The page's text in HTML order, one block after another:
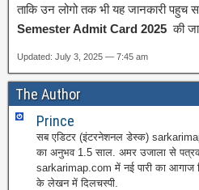
ताकि उन लोगो तक भी यह जानकारी पहुच
Semester Admit Card 2025की
Updated: July 3, 2025 — 7:45 am
The Author
Prince
सब एडिटर (इंटरनेशनल डेस्क)
का अनुभव 1.5 साल. अमर उजाला से
sarkarimap.com में नई पारी का आगाज
के लेखन में दिलचस्पी.